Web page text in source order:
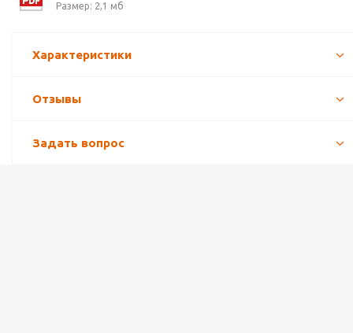
Размер: 2,1 мб
Характеристики
Отзывы
Задать вопрос